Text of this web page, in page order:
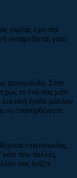
τομέας έχει την
ανταμείβεται γιατί
τρικυμιώδη. Στην
το ένα σας μάτι
έριδα μάλλον
να επανορθώσετε.
επικοινωνίας.
κάτι που πολλές
σας δείξτε